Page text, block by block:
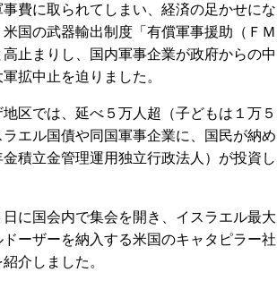
費に取られてしまい、経済の足かせにな
国の武器輸出制度「有償軍事援助（ＦＭ
止まりし、国内軍事企業が政府からの中
拡中止を迫りました。
区では、延べ５万人超（子どもは１万５
エル国債や同国軍事企業に、国民が納め
積立金管理運用独立行政法人）が投資し
に国会内で集会を開き、イスラエル最大
ーザーを納入する米国のキャタピラー社
介しました。